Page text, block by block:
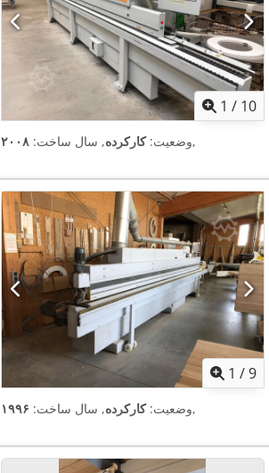
1 / 10
وضعیت:کارکرده, سال ساخت: ۲۰۰۸ ,
1 /9
وضعیت:کارکرده, سال ساخت: ۱۹۹۶ ,